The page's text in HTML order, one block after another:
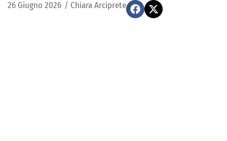
26 Giugno 2026 / Chiara Arciprete